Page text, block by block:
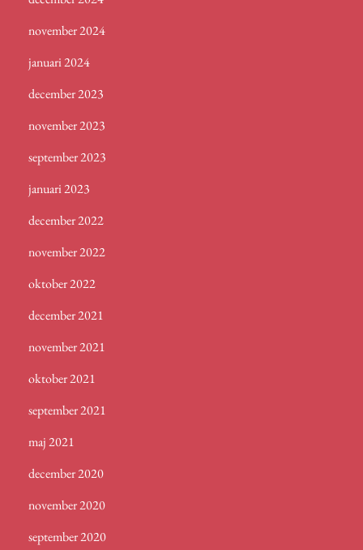
november 2024
januari 2024
december 2023
november 2023
september 2023
januari 2023
december 2022
november 2022
oktober 2022
december 2021
november 2021
oktober 2021
september 2021
maj 2021
december 2020
november 2020
september 2020